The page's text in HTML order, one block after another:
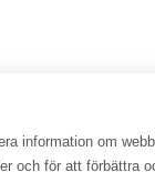
information om
och för att förbättra